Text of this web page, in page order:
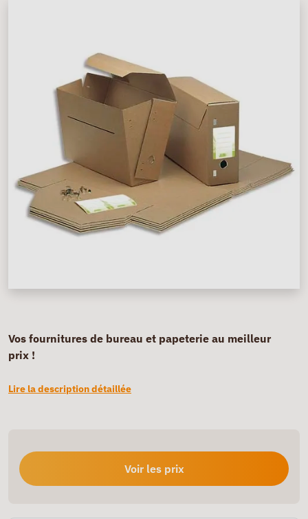
Vos fournitures de bureau et papeterie au meilleur
prix !
Lire la description détaillée
Voir les prix